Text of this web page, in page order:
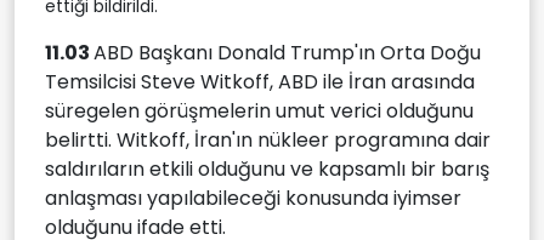
ettiği bildirildi.
11.03ABD Başkanı Donald Trump'ın Orta Doğu
Temsilcisi Steve Witkoff, ABD ile İran arasında
süregelen görüşmelerin umut verici olduğunu
belirtti. Witkoff, İran'ın nükleer programına dair
saldırıların etkili olduğunu ve kapsamlı bir barış
anlaşması yapılabileceği konusunda iyimser
olduğunu ifade etti.